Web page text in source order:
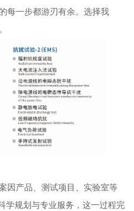
每一步都游刃有余。选择我
因产品、测试项目、实验室等
学规划与专业服务，这一过程完